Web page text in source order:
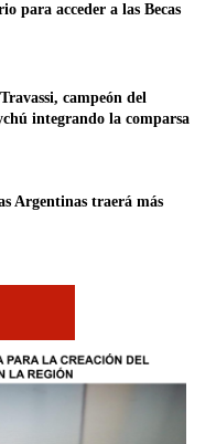
para acceder a las Becas
campeón del
integrando la comparsa
Argentinas traerá más